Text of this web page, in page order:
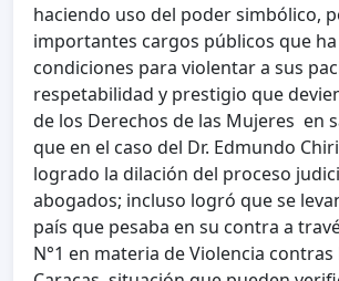
haciendo uso del poder simbólico,
importantes cargos públicos que
condiciones para violentar a sus
respetabilidad y prestigio que
de los Derechos de las Mujeres en
que en el caso del Dr. Edmundo
logrado la dilación del proceso
abogados; incluso logró que se
país que pesaba en su contra a
N°1 en materia de Violencia